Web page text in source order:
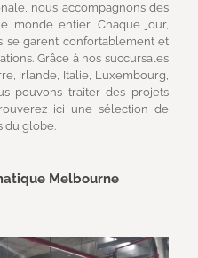
nous accompagnons des
monde entier. Chaque jour,
se garent confortablement et
Grâce à nos succursales
Irlande, Italie, Luxembourg,
pouvons traiter des projets
ici une sélection de
du globe.
Melbourne